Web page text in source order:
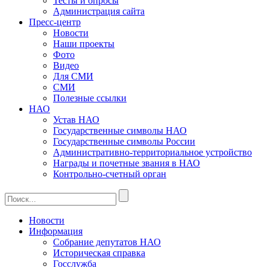
Администрация сайта
Пресс-центр
Новости
Наши проекты
Фото
Видео
Для СМИ
СМИ
Полезные ссылки
НАО
Устав НАО
Государственные символы НАО
Государственные символы России
Административно-территориальное устройство
Награды и почетные звания в НАО
Контрольно-счетный орган
Новости
Информация
Собрание депутатов НАО
Историческая справка
Госслужба